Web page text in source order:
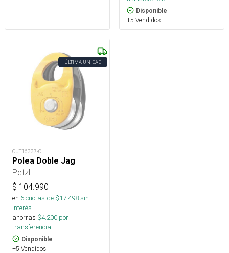
Disponible
+5 Vendidos
ÚLTIMA UNIDAD
OUT16337-C
Polea Doble Jag
Petzl
$ 104.990
en 6cuotas de $17.498sin
interés
ahorras $4.200 por
transferencia.
Disponible
+5 Vendidos